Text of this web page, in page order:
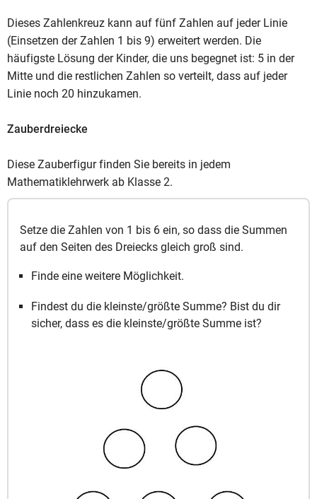
Dieses Zahlenkreuz kann auf fünf Zahlen auf jeder Linie
(Einsetzen der Zahlen 1 bis 9) erweitert werden. Die
häufigste Lösung der Kinder, die uns begegnet ist: 5 in der
Mitte und die restlichen Zahlen so verteilt, dass auf jeder
Linie noch 20 hinzukamen.
Zauberdreiecke
Diese Zauberfigur finden Sie bereits in jedem
Mathematiklehrwerk ab Klasse 2.
Setze die Zahlen von 1 bis 6 ein, so dass die Summen
auf den Seiten des Dreiecks gleich groß sind.
Finde eine weitere Möglichkeit.
Findest du die kleinste/größte Summe? Bist du dir
sicher, dass es die kleinste/größte Summe ist?